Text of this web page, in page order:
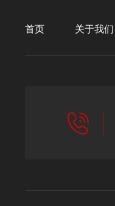
首页 关于我们